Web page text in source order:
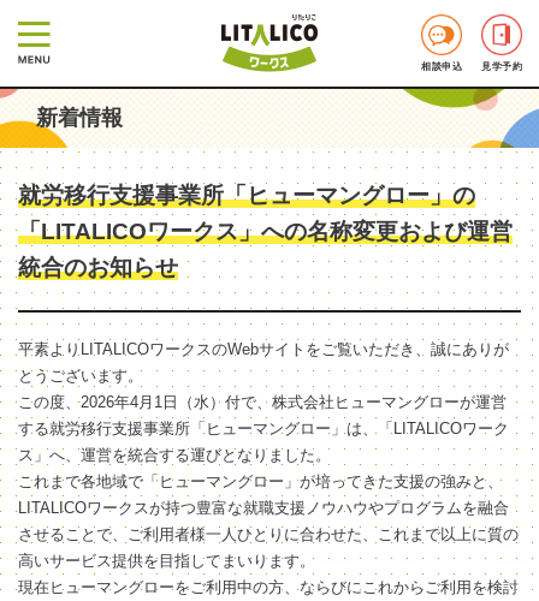
相談申込 見学予約
新着情報
就労移行支援事業所「ヒューマングロー」の
「LITALICOワークス」への名称変更および運営
統合のお知らせ
平素よりLITALICOワークスのWebサイトをご覧いただき、誠にありが
とうございます。
この度、2026年4月1日（水）付で、株式会社ヒューマングローが運営
する就労移行支援事業所「ヒューマングロー」は、「LITALICOワーク
ス」へ、運営を統合する運びとなりました。
これまで各地域で「ヒューマングロー」が培ってきた支援の強みと、
LITALICOワークスが持つ豊富な就職支援ノウハウやプログラムを融合
させることで、ご利用者様一人ひとりに合わせた、これまで以上に質の
高いサービス提供を目指してまいります。
現在ヒューマングローをご利用中の方、ならびにこれからご利用を検討